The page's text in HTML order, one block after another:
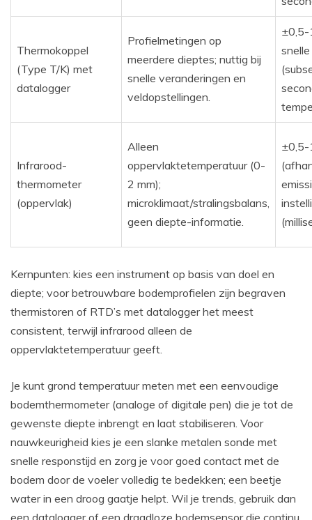
Thermokoppel
(Type T/K) met
datalogger
Profielmetingen op
meerdere dieptes; nuttig bij
snelle veranderingen en
veldopstellingen.
±0,5-
Infrarood-
thermometer
(oppervlak)
Alleen
oppervlaktetemperatuur (0-
2 mm);
microklimaat/stralingsbalans,
geen diepte-informatie.
±0,5-
Kernpunten: kies een instrument op basis van doel en
diepte; voor betrouwbare bodemprofielen zijn begraven
thermistoren of RTD’s met datalogger het meest
consistent, terwijl infrarood alleen de
oppervlaktetemperatuur geeft.
Je kunt grond temperatuur meten met een eenvoudige
bodemthermometer (analoge of digitale pen) die je tot de
gewenste diepte inbrengt en laat stabiliseren. Voor
nauwkeurigheid kies je een slanke metalen sonde met
snelle responstijd en zorg je voor goed contact met de
bodem door de voeler volledig te bedekken; een beetje
water in een droog gaatje helpt. Wil je trends, gebruik dan
een datalogger of een draadloze bodemsensor die continu